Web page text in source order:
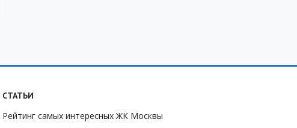
СТАТЬИ
Рейтинг самых интересных ЖК Москвы